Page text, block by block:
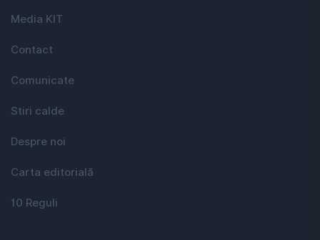
Media KIT
Contact
Comunicate
Stiri calde
Despre noi
Carta editorială
10 Reguli